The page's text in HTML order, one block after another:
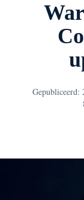
Gepubliceerd: